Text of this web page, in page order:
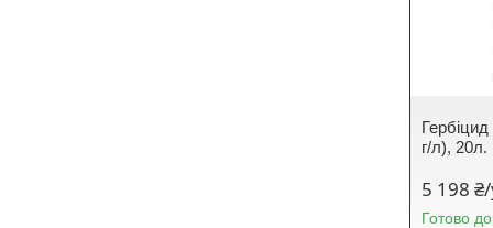
г/л), 20л.
5 198
Готово